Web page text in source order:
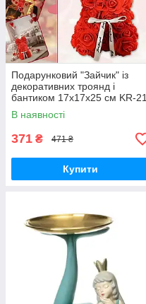
Подарунковий "Зайчик" із
декоративних троянд і
бантиком 17х17х25 см KR-21
Квітковий зайчик із 3D троянд
В наявності
371 ₴ 471 ₴
Купити